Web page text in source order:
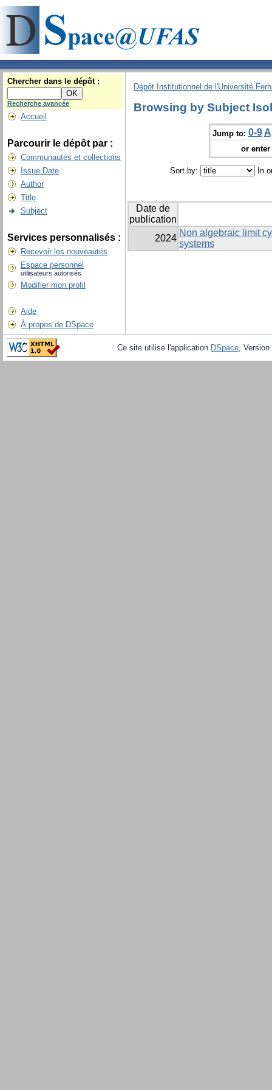
Chercher dans le dépôt :
Recherche avancée
Accueil
Parcourir le dépôt par :
Communautés et collections
Issue Date
Author
Title
Subject
Services personnalisés :
Recevoir les nouveautés
Espace personnel
utilisateurs autorisés
Modifier mon profil
Aide
À propos de DSpace
Dépôt Institutionnel de l'Université
Browsing by Subject
Jump to: 0-9 A
or
Sort by: In
Date de
publication
2024
Non algebraic limit
systems
Ce site utilise l'application DSpace,